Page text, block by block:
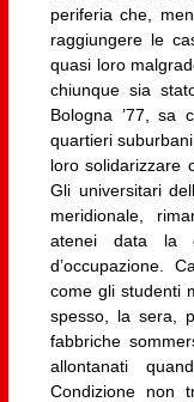
periferia che,
raggiungere le
quasi loro
chiunque sia
Bologna ’77, sa
quartieri
loro solidarizzare
Gli universitari
meridionale,
atenei data la
d’occupazione.
come gli studenti
spesso, la sera,
fabbriche
allontanati
Condizione non